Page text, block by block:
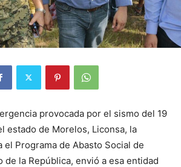
provocada por el sismo del 19
estado de Morelos, Liconsa, la
el Programa de Abasto Social de
de la República, envió a esa entidad